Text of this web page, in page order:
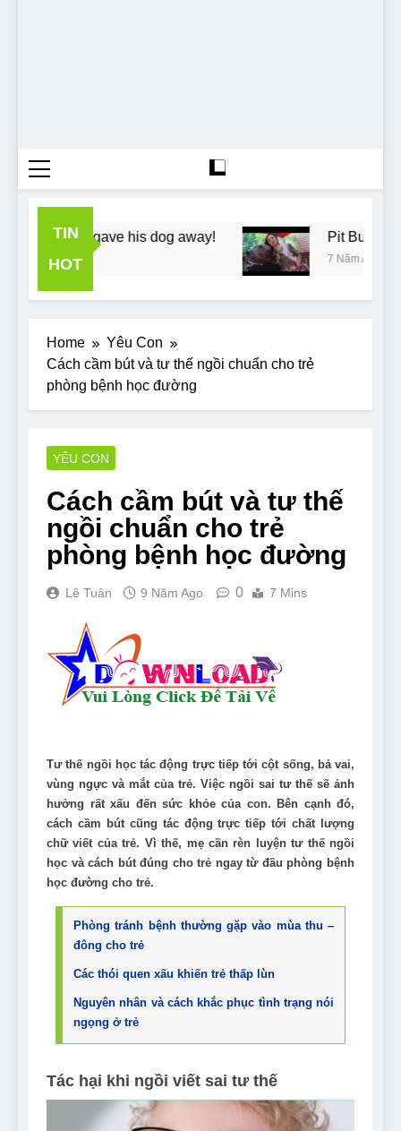
TIN
HOT
gave his dog away! Pit Bull rescue
7 Năm Ago
Home
Yêu Con
Cách cầm bút và tư thế ngồi chuẩn cho trẻ
phòng bệnh học đường
YÊU CON
Cách cầm bút và tư thế
ngồi chuẩn cho trẻ
phòng bệnh học đường
Lê Tuân 9 Năm Ago 0 7 Mins
Tư thế ngồi học tác động trực tiếp tới cột sống, bả vai,
vùng ngực và mắt của trẻ. Việc ngồi sai tư thế sẽ ảnh
hưởng rất xấu đến sức khỏe của con. Bên cạnh đó,
cách cầm bút cũng tác động trực tiếp tới chất lượng
chữ viết của trẻ. Vì thế, mẹ cần rèn luyện tư thế ngồi
học và cách bút đúng cho trẻ ngay từ đầu phòng bệnh
học đường cho trẻ.
Phòng tránh bệnh thường gặp vào mùa thu –
đông cho trẻ
Các thói quen xấu khiến trẻ thấp lùn
Nguyên nhân và cách khắc phục tình trạng nói
ngọng ở trẻ
Tác hại khi ngồi viết sai tư thế